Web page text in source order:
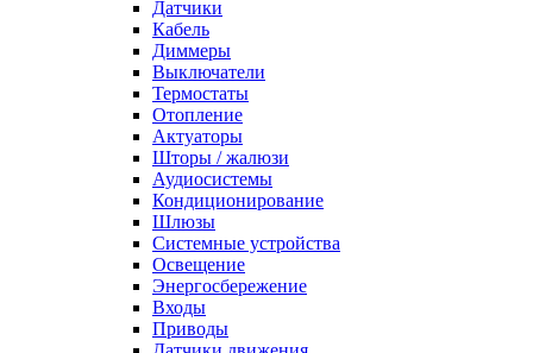
Датчики
Кабель
Диммеры
Выключатели
Термостаты
Отопление
Актуаторы
Шторы / жалюзи
Аудиосистемы
Кондиционирование
Шлюзы
Системные устройства
Освещение
Энергосбережение
Входы
Приводы